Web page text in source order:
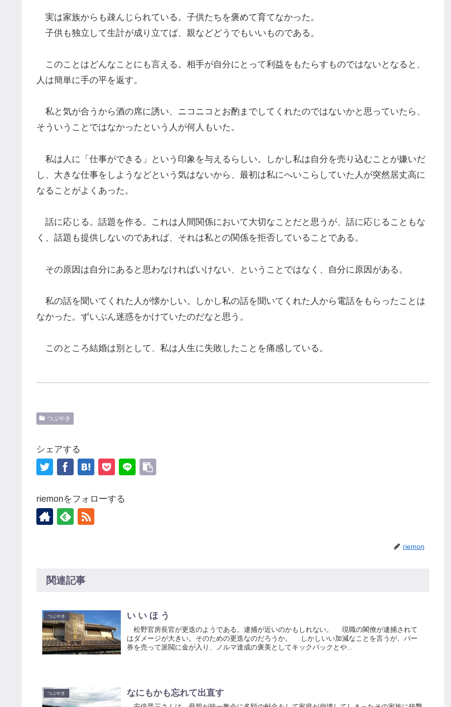
実は家族からも疎んじられている。子供たちを褒めて育てなかった。
子供も独立して生計が成り立てば、親などどうでもいいものである。
このことはどんなことにも言える。相手が自分にとって利益をもたらすものではないとなると、
人は簡単に手の平を返す。
私と気が合うから酒の席に誘い、ニコニコとお酌までしてくれたのではないかと思っていたら、
そういうことではなかったという人が何人もいた。
私は人に「仕事ができる」という印象を与えるらしい。しかし私は自分を売り込むことが嫌いだ
し、大きな仕事をしようなどという気はないから、最初は私にへいこらしていた人が突然居丈高に
なることがよくあった。
話に応じる。話題を作る。これは人間関係において大切なことだと思うが、話に応じることもな
く、話題も提供しないのであれば、それは私との関係を拒否していることである。
その原因は自分にあると思わなければいけない、ということではなく、自分に原因がある。
私の話を聞いてくれた人が懐かしい。しかし私の話を聞いてくれた人から電話をもらったことは
なかった。ずいぶん迷惑をかけていたのだなと思う。
このところ結婚は別として、私は人生に失敗したことを痛感している。
つぶやき
シェアする
riemonをフォローする
riemon
関連記事
つぶやき い い ほ う
松野官房長官が更迭のようである。逮捕が近いのかもしれない。 現職の閣僚が逮捕されて
はダメージが大きい。そのための更迭なのだろうか。 しかしいい加減なことを言うが、パー
券を売って派閥に金が入り、ノルマ達成の褒美としてキックバックとや...
つぶやき なにもかも忘れて出直す